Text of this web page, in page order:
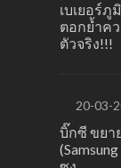
เบเยอร์
ตอกย้ำค
ตัวจริง!!!
20-03-
บิ๊กซี ขยา